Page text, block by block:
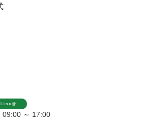
Line@
09:00 ～ 17:00